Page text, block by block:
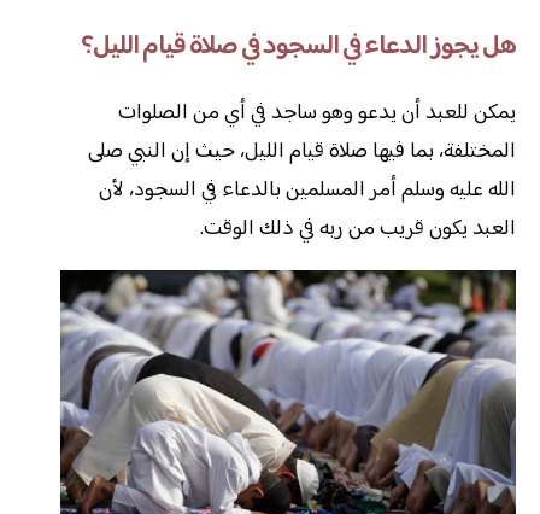
هل يجوز الدعاء في السجود في صلاة قيام الليل؟
يمكن للعبد أن يدعو وهو ساجد في أي من الصلوات
المختلفة، بما فيها صلاة قيام الليل، حيث إن النبي صلى
الله عليه وسلم أمر المسلمين بالدعاء في السجود، لأن
العبد يكون قريب من ربه في ذلك الوقت.